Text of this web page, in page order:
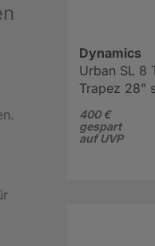
Dynamics
Urban SL 8
Trapez 28"
400 €
gespart
auf UVP